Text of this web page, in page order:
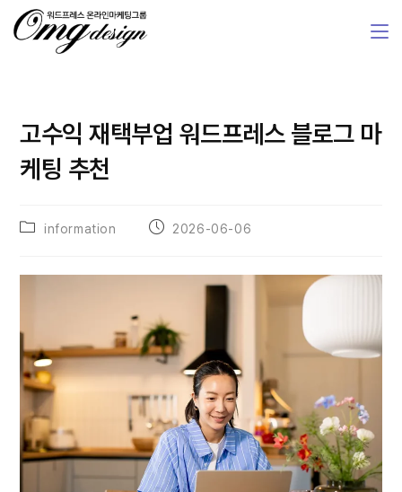
고수익 재택부업 워드프레스 블로그 마
케팅 추천
information 2026-06-06